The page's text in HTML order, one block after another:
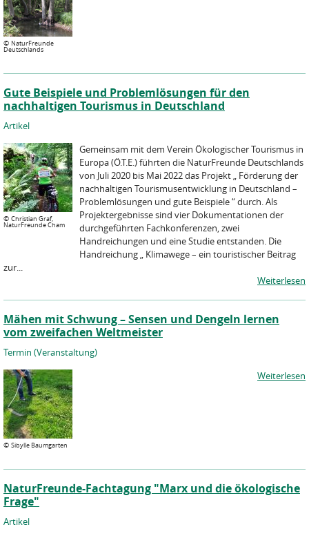
© NaturFreunde
Deutschlands
Gute Beispiele und Problemlösungen für den
nachhaltigen Tourismus in Deutschland
Artikel
© Christian Graf,
NaturFreunde Cham
Gemeinsam mit dem Verein Ökologischer Tourismus in
Europa (Ö.T.E.) führten die NaturFreunde Deutschlands
von Juli 2020 bis Mai 2022 das Projekt „ Förderung der
nachhaltigen Tourismusentwicklung in Deutschland –
Problemlösungen und gute Beispiele “ durch. Als
Projektergebnisse sind vier Dokumentationen der
durchgeführten Fachkonferenzen, zwei
Handreichungen und eine Studie entstanden. Die
Handreichung „ Klimawege – ein touristischer Beitrag
zur...
Weiterlesen
Mähen mit Schwung – Sensen und Dengeln lernen
vom zweifachen Weltmeister
Termin (Veranstaltung)
© Sibylle Baumgarten
Weiterlesen
NaturFreunde-Fachtagung "Marx und die ökologische
Frage"
Artikel